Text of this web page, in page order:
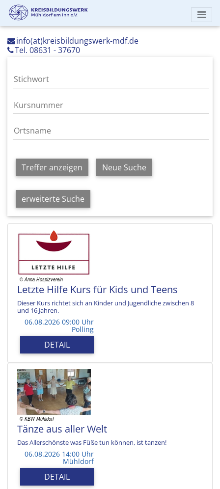
info(at)kreisbildungswerk-mdf.de
Tel. 08631 - 37670
Treffer anzeigen Neue Suche
erweiterte Suche
Letzte Hilfe Kurs für Kids und Teens
Dieser Kurs richtet sich an Kinder und Jugendliche zwischen 8
und 16 Jahren.
06.08.2026 09:00 Uhr
Polling
DETAIL
Tänze aus aller Welt
Das Allerschönste was Füße tun können, ist tanzen!
06.08.2026 14:00 Uhr
Mühldorf
DETAIL